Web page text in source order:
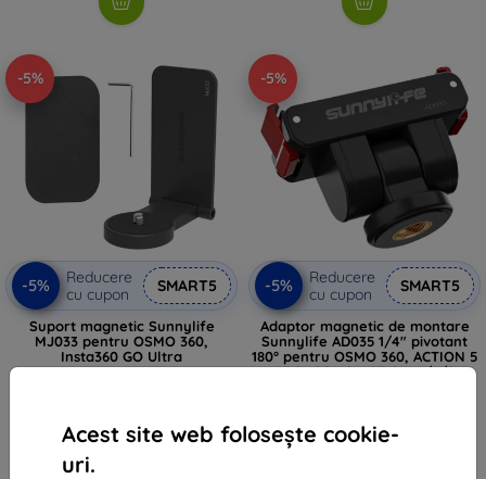
Acest site web folosește cookie-
uri.
-5%
-5%
Reducere
cu cupon
SMART5
Suport magnetic Sunnylife
MJ033 pentru OSMO 360,
Insta360 GO Ultra
În stoc > 5 buc
-5%
-5%
Reducere
cu cupon
SMART5
Adaptor magnetic de montare
Sunnylife AD035 1/4" pivotant
180° pentru OSMO 360, ACTION 5
PRO, OSMO ACTION 4/3/2
65 lei